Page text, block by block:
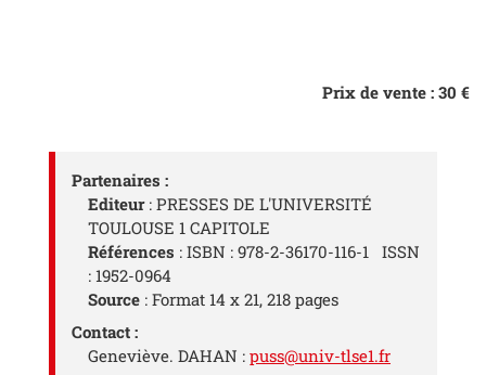
Prix de vente : 30 €
Partenaires :
Editeur: PRESSES DE L'UNIVERSITÉ
TOULOUSE 1 CAPITOLE
Références : ISBN : 978-2-36170-116-1 ISSN
: 1952-0964
Source : Format 14 x 21, 218 pages
Contact :
Geneviève. DAHAN : puss@univ-tlse1.fr